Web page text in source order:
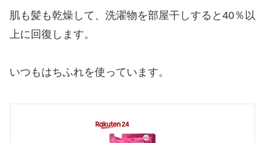
肌も髪も乾燥して、洗濯物を部屋干しすると40％以
上に回復します。
いつもはちふれを使っています。